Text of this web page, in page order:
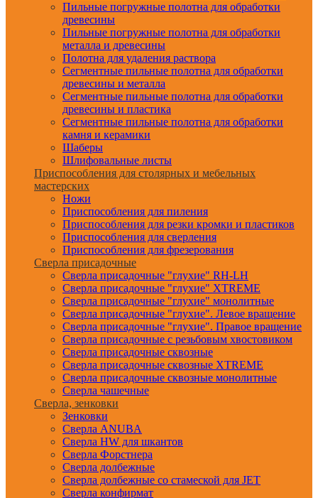
Пильные погружные полотна для обработки
древесины
Пильные погружные полотна для обработки
металла и древесины
Полотна для удаления раствора
Сегментные пильные полотна для обработки
древесины и металла
Сегментные пильные полотна для обработки
древесины и пластика
Сегментные пильные полотна для обработки
камня и керамики
Шаберы
Шлифовальные листы
Приспособления для столярных и мебельных
мастерских
Ножи
Приспособления для пиления
Приспособления для резки кромки и пластиков
Приспособления для сверления
Приспособления для фрезерования
Сверла присадочные
Сверла присадочные "глухие" RH-LH
Сверла присадочные "глухие" XTREME
Сверла присадочные "глухие" монолитные
Сверла присадочные "глухие". Левое вращение
Сверла присадочные "глухие". Правое вращение
Сверла присадочные с резьбовым хвостовиком
Сверла присадочные сквозные
Сверла присадочные сквозные XTREME
Сверла присадочные сквозные монолитные
Сверла чашечные
Сверла, зенковки
Зенковки
Сверла ANUBA
Сверла HW для шкантов
Сверла Форстнера
Сверла долбежные
Сверла долбежные со стамеской для JET
Сверла конфирмат